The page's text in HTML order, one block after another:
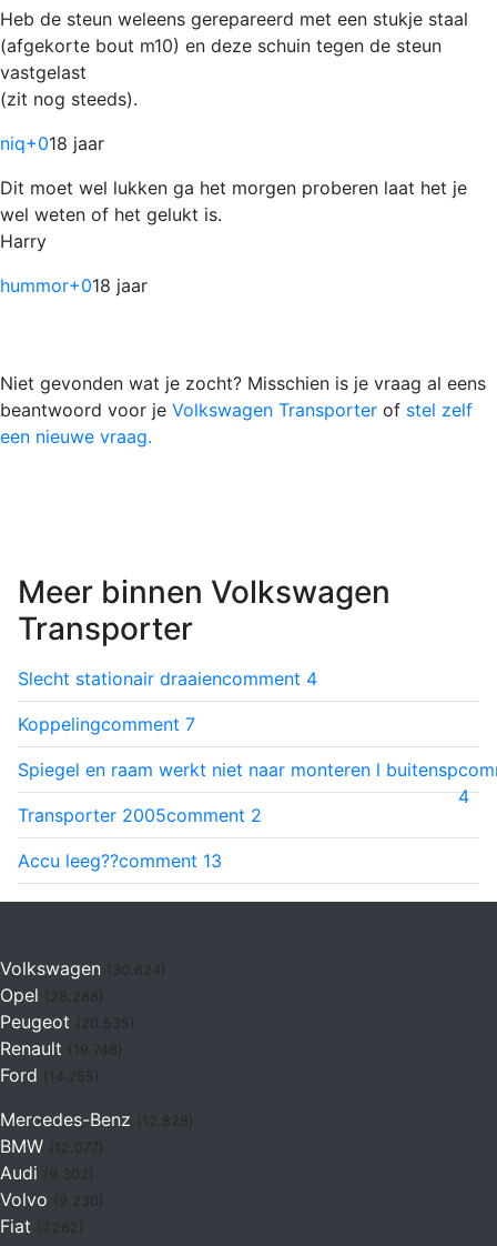
Heb de steun weleens gerepareerd met een stukje staal
(afgekorte bout m10) en deze schuin tegen de steun
vastgelast
(zit nog steeds).
niq+018 jaar
Dit moet wel lukken ga het morgen proberen laat het je
wel weten of het gelukt is.
Harry
hummor+018 jaar
Niet gevonden wat je zocht? Misschien is je vraag al eens
beantwoord voor je Volkswagen Transporter of stel zelf
een nieuwe vraag.
Meer binnen Volkswagen
Transporter
Slecht stationair draaiencomment 4
Koppelingcomment 7
Spiegel en raam werkt niet naar monteren l buitensp
4
Transporter 2005comment 2
Accu leeg??comment 13
Volkswagen (30.624)
Opel
Peugeot
Renault (19.746)
Ford (14.755)
Mercedes-Benz
BMW
Audi
Volvo
Fiat (7.262)